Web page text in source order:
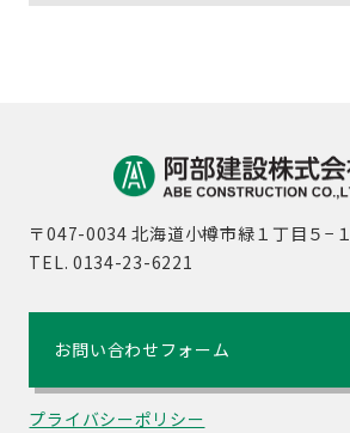
〒047-0034 北海道小樽市緑１丁目５−１
TEL. 0134-23-6221
お問い合わせフォーム
プライバシーポリシー